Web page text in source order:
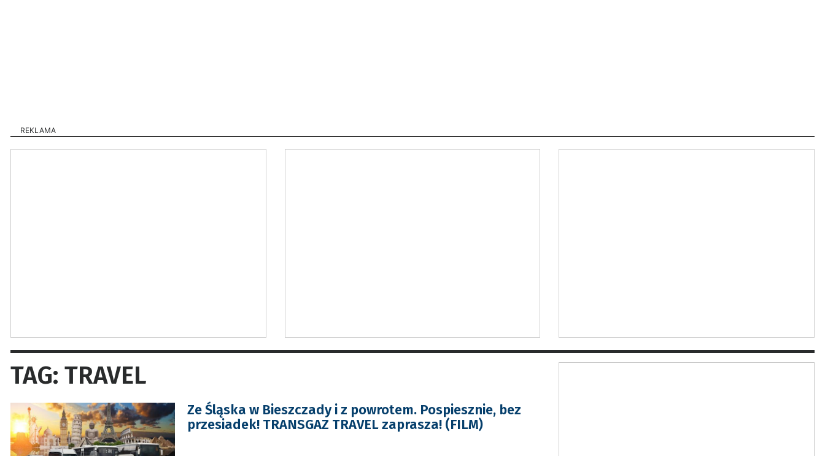
REKLAMA
TAG: TRAVEL
Ze Śląska w Bieszczady i z powrotem. Pospiesznie, bez
przesiadek! TRANSGAZ TRAVEL zaprasza! (FILM)